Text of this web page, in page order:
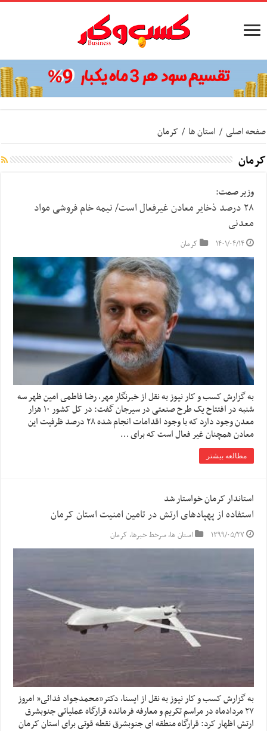
صفحه اصلی / استان ها / کرمان
کرمان
وزیر صمت:
۲۸ درصد ذخایر معادن غیرفعال است/ نیمه خام فروشی مواد
معدنی
۱۴۰۱/۰۴/۱۴ کرمان
به گزارش کسب و کار نیوز به نقل از خبرنگار مهر، رضا فاطمی امین ظهر سه
شنبه در افتتاح یک طرح صنعتی در سیرجان گفت: در کل کشور ۱۰ هزار
معدن وجود دارد که با وجود اقدامات انجام شده ۲۸ درصد ظرفیت این
معادن همچنان غیر فعال است که برای …
مطالعه بیشتر
استاندار کرمان خواستار شد
استفاده از پهپادهای ارتش در تامین امنیت استان کرمان
۱۳۹۹/۰۵/۲۷ استان ها,سرخط خبرها, کرمان
به گزارش کسب و کار نیوز به نقل از ایسنا, دکتر”محمدجواد فدائی” امروز
۲۷ مردادماه در مراسم تکریم و معارفه فرمانده قرارگاه عملیاتی جنوبشرق
ارتش اظهار کرد: قرارگاه منطقه ای جنوبشرق نقطه قوتی برای استان کرمان